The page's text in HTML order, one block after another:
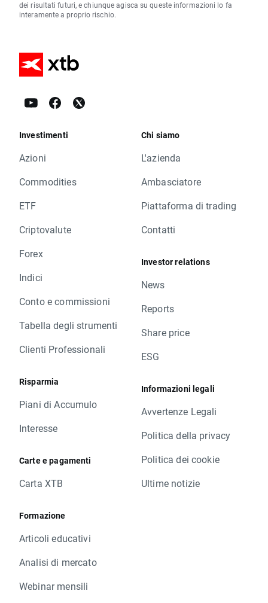
dei risultati futuri, e chiunque agisca su queste informazioni lo fa
interamente a proprio rischio.
Investimenti
Azioni
Commodities
ETF
Criptovalute
Forex
Indici
Conto e commissioni
Tabella degli strumenti
Clienti Professionali
Risparmia
Piani di Accumulo
Interesse
Carte e pagamenti
Carta XTB
Formazione
Articoli educativi
Analisi di mercato
Webinar mensili
Chi siamo
L'azienda
Ambasciatore
Piattaforma di trading
Contatti
Investor relations
News
Reports
Share price
ESG
Informazioni legali
Avvertenze Legali
Politica della privacy
Politica dei cookie
Ultime notizie